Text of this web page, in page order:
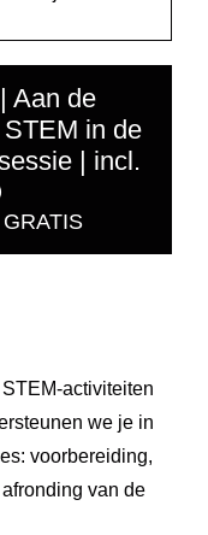
Aan de
in de
| incl.
GRATIS
activiteiten
we je in
voorbereiding,
van de